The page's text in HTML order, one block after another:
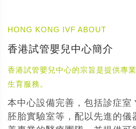
HONG KONG IVF ABOUT
香港試管嬰兒中心簡介
香港試管嬰兒中心的宗旨是提供專
生育服務。
本中心設備完善，包括診症室
胚胎實驗室等，配以先進的儀